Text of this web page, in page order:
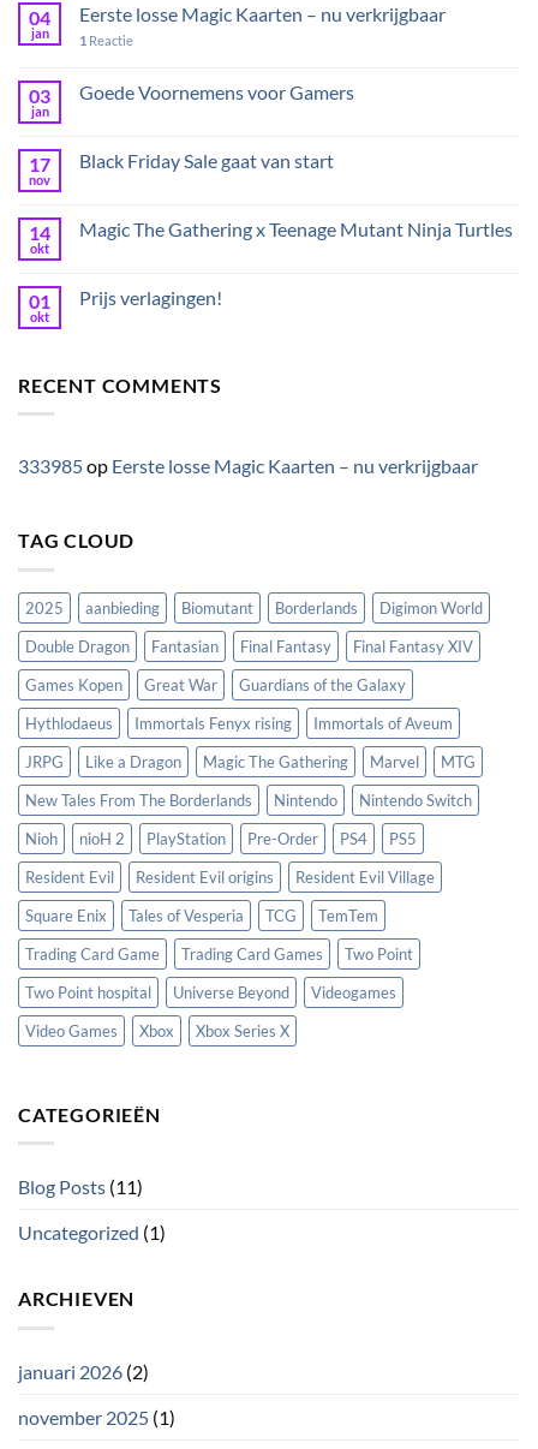
04
jan
Eerste losse Magic Kaarten – nu verkrijgbaar
1 Reactie
03
jan
Goede Voornemens voor Gamers
17
nov
Black Friday Sale gaat van start
14
okt
Magic The Gathering x Teenage Mutant Ninja Turtles
01
okt
Prijs verlagingen!
RECENT COMMENTS
333985op Eerste losse Magic Kaarten – nu verkrijgbaar
TAG CLOUD
2025 aanbieding Biomutant Borderlands
Digimon World
Double Dragon
Fantasian Final Fantasy
Final Fantasy XIV
Games Kopen
Great War
Guardians of the Galaxy
Hythlodaeus
Immortals Fenyx rising
Immortals of Aveum
JRPG
Like a Dragon Magic The Gathering Marvel
MTG
New Tales From The Borderlands
Nintendo
Nintendo Switch
Nioh
nioH 2 PlayStation Pre-Order PS4
PS5
Resident Evil
Resident Evil origins
Resident Evil Village
Square Enix
Tales of Vesperia TCG
TemTem
Trading Card Game
Trading Card Games
Two Point
Two Point hospital
Universe Beyond
Videogames
Video Games
Xbox Xbox Series X
CATEGORIEËN
Blog Posts (11)
Uncategorized (1)
ARCHIEVEN
januari 2026 (2)
november 2025 (1)